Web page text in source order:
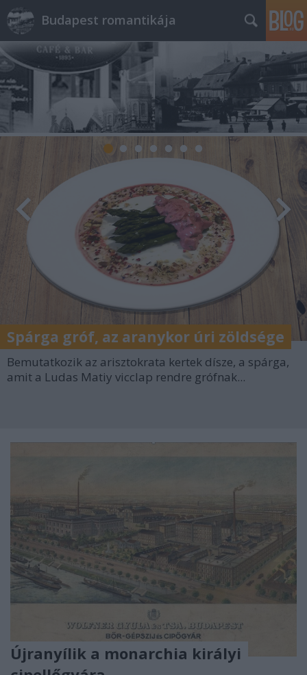
Budapest romantikája
Spárga gróf, az aranykor úri zöldsége
Bemutatkozik az arisztokrata kertek dísze, a spárga,
amit a Ludas Matiy vicclap rendre grófnak...
Újranyílik a monarchia királyi